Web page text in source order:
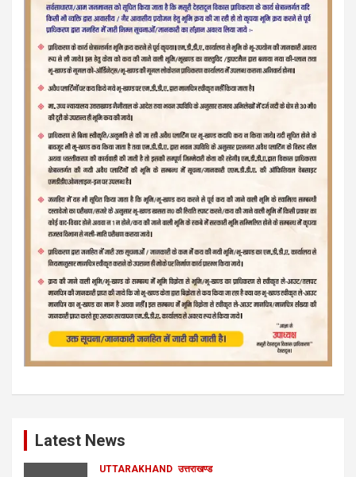
Latest News
UTTARAKHAND उत्तराखण्ड